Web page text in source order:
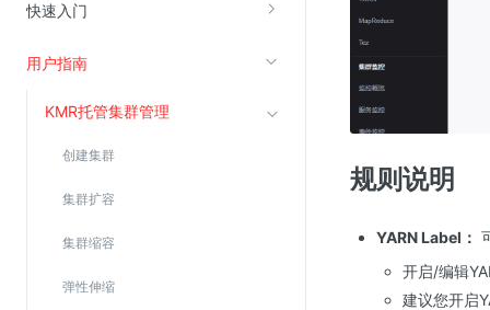
快速入门
用户指南
KMR托管集群管理
创建集群
集群扩容
集群缩容
弹性伸缩
主机安全
Web应用防火墙(WAF)
云安全中心
应急响应
合规性
规则说明
YARN Label：
开启/编辑
建议您开启